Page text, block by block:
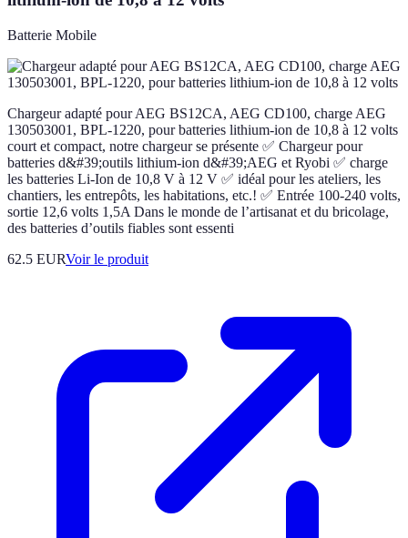
Batterie Mobile
Chargeur adapté pour AEG BS12CA, AEG CD100, charge AEG
130503001, BPL-1220, pour batteries lithium-ion de 10,8 à 12 volts
court et compact, notre chargeur se présente ✅ Chargeur pour
batteries d&#39;outils lithium-ion d&#39;AEG et Ryobi ✅ charge
les batteries Li-Ion de 10,8 V à 12 V ✅ idéal pour les ateliers, les
chantiers, les entrepôts, les habitations, etc.! ✅ Entrée 100-240 volts,
sortie 12,6 volts 1,5A Dans le monde de l’artisanat et du bricolage,
des batteries d’outils fiables sont essenti
62.5 EURVoir le produit